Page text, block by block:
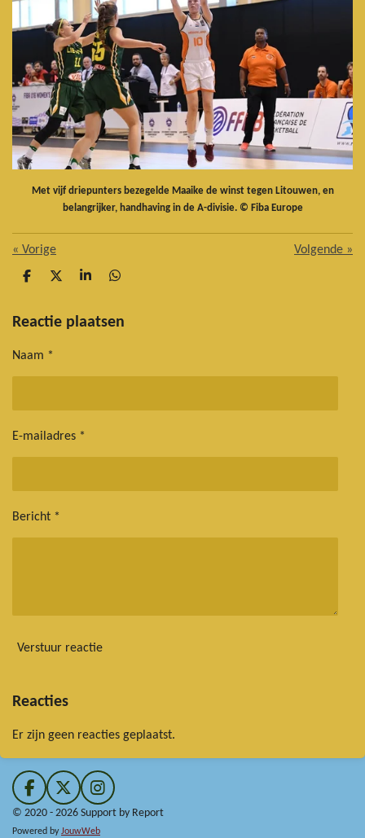
Met vijf driepunters bezegelde Maaike de winst tegen Litouwen, en
belangrijker, handhaving in de A-divisie. © Fiba Europe
« Vorige Volgende »
D
e
D
l
S
r
D
e
Reactie plaatsen
Naam *
E-mailadres *
Bericht *
Verstuur reactie
Reacties
Er zijn geen reacties geplaatst.
F
a
X
I
n
s
© 2020 - 2026 Support by Report
Powered byJouwWeb